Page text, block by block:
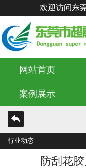
欢迎访问东
网站首页
案例展示
行业动态
防刮花